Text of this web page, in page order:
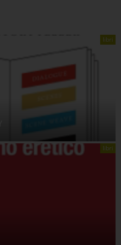
libri
libri